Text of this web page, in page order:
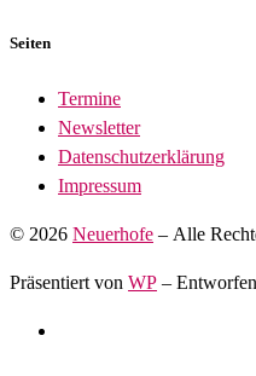
Seiten
Termine
Newsletter
Datenschutzerklärung
Impressum
© 2026 Neuerhofe – Alle
Präsentiert von WP –